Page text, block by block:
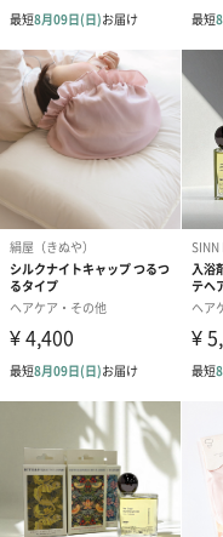
まれにオ
品の品質
・紫外線
質には問
・石油フ
ください
あります。
並行輸入品か
否か
内容量／内容
物
30ml／液
使用期限表示
有無
商
お届けボックスオプシ